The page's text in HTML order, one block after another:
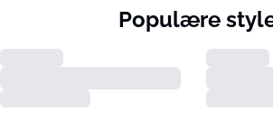
Populære